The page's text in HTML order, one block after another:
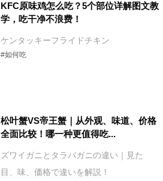
KFC原味鸡怎么吃？5个部位详解图文教
学，吃干净不浪费！
ケンタッキーフライドチキン
#如何吃
松叶蟹VS帝王蟹｜从外观、味道、价格
全面比较！哪一种更值得吃...
ズワイガニとタラバガニの違い｜見た
目、味、価格で違いを解説！